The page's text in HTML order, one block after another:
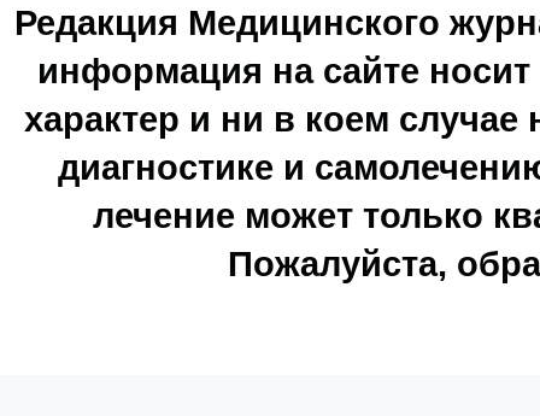
Редакция Медицинского
информация на сайте
характер и ни в коем
диагностике и
лечение может только
Пожалуйста,